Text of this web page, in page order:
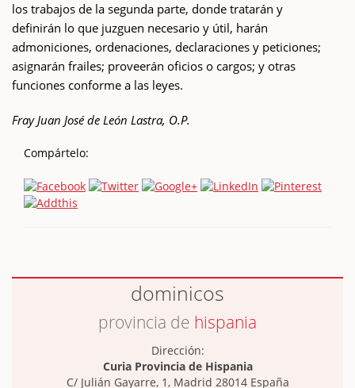
los trabajos de la segunda parte, donde tratarán y
definirán lo que juzguen necesario y útil, harán
admoniciones, ordenaciones, declaraciones y peticiones;
asignarán frailes; proveerán oficios o cargos; y otras
funciones conforme a las leyes.
Fray Juan José de León Lastra, O.P.
Compártelo:
dominicos
provincia de hispania
Dirección:
Curia Provincia de Hispania
C/ Julián Gayarre, 1, Madrid 28014 España